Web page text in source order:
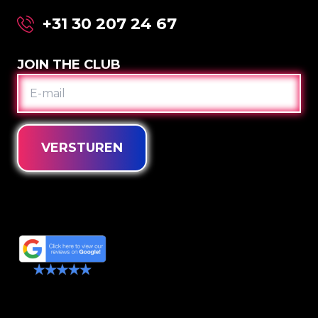
+31 30 207 24 67
JOIN THE CLUB
E-
MAIL
VERSTUREN